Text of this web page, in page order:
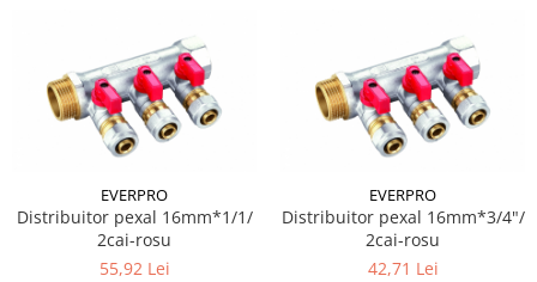
EVERPRO
Distribuitor pexal 16mm*1/1/
2cai-rosu
55,92 Lei
EVERPRO
Distribuitor pexal 16mm*3/4"/
2cai-rosu
42,71 Lei